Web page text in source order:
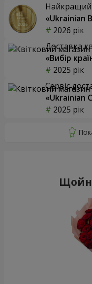
Найкращий
«Ukrainian
2026 рік
Доставка
«Вибір
2025 рік
Сервіс
«Ukrainian
2025 рік